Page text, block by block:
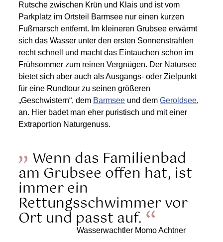
Rutsche zwischen Krün und Klais und ist vom
Parkplatz im Ortsteil Barmsee nur einen kurzen
Fußmarsch entfernt. Im kleineren Grubsee erwärmt
sich das Wasser unter den ersten Sonnenstrahlen
recht schnell und macht das Eintauchen schon im
Frühsommer zum reinen Vergnügen. Der Natursee
bietet sich aber auch als Ausgangs- oder Zielpunkt
für eine Rundtour zu seinen größeren
„Geschwistern“, dem Barmsee und demGeroldsee,
an. Hier badet man eher puristisch und mit einer
Extraportion Naturgenuss.
Wenn das Familienbad
am Grubsee offen hat, ist
immer ein
Rettungsschwimmer vor
Ort und passt auf.
Wasserwachtler Momo Achtner